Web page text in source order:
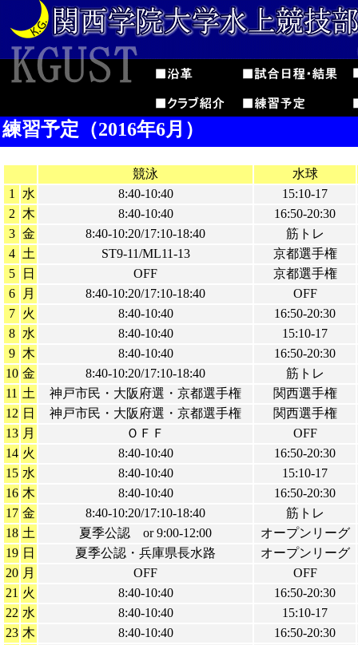
競泳
水球
1
水 8:40-10:40
15:10-17
2
木 8:40-10:40
16:50-20:30
3 金 8:40-10:20/17:10-18:40
筋トレ
4
土 ST9-11/ML11-13
京都選手権
5
日 OFF
京都選手権
6
月 8:40-10:20/17:10-18:40
OFF
7
火 8:40-10:40
16:50-20:30
8
水 8:40-10:40
15:10-17
9
木 8:40-10:40
16:50-20:30
10 金 8:40-10:20/17:10-18:40
筋トレ
11 土 神戸市民・大阪府選・京都選手権
関西選手権
12 日 神戸市民・大阪府選・京都選手権
関西選手権
13 月 ＯＦＦ
OFF
14 火 8:40-10:40
16:50-20:30
15 水 8:40-10:40
15:10-17
16 木 8:40-10:40
16:50-20:30
17 金 8:40-10:20/17:10-18:40
筋トレ
18 土 夏季公認 or 9:00-12:00
オープンリーグ
19 日 夏季公認・兵庫県長水路
オープンリーグ
20 月 OFF
OFF
21 火 8:40-10:40
16:50-20:30
22 水 8:40-10:40
15:10-17
23 木 8:40-10:40
16:50-20:30
練習予定（2016年6月）